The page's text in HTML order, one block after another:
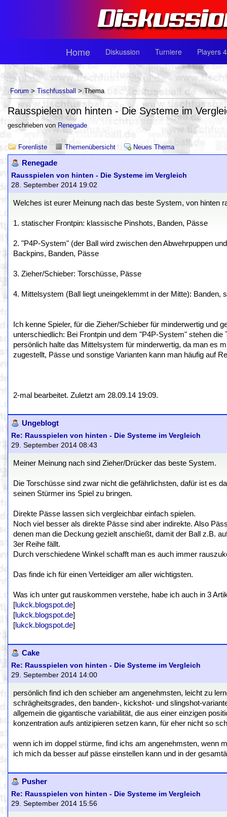
Home Diskussion Turniere Players
Forum > Tischfussball > Thema
Rausspielen von hinten - Die Systeme im
geschrieben von Renegade
Forenliste Themenübersicht Neues Thema
Renegade
Rausspielen von hinten - Die Systeme im Vergleich
28. September 2014 19:02
Welches ist eurer Meinung nach das beste System, von hinten
1. statischer Frontpin: klassische Pinshots, Banden, Pässe
2. "P4P-System" (der Ball wird zwischen den Abwehrpuppen
Backpins, Banden, Pässe
3. Zieher/Schieber: Torschüsse, Pässe
4. Mittelsystem (Ball liegt uneingeklemmt in der Mitte):
Ich kenne Spieler, für die Zieher/Schieber für minderwertig und
unterschiedlich: Bei Frontpin und dem "P4P-System" stehen
persönlich halte das Mittelsystem für minderwertig, da man es
zugestellt, Pässe und sonstige Varianten kann man häufig auf
2-mal bearbeitet. Zuletzt am 28.09.14 19:09.
Ungeblogt
Re: Rausspielen von hinten - Die Systeme im Vergleich
29. September 2014 08:43
Meiner Meinung nach sind Zieher/Drücker das beste System.
Die Torschüsse sind zwar nicht die gefährlichsten, dafür ist es
seinen Stürmer ins Spiel zu bringen.
Direkte Pässe lassen sich vergleichbar einfach spielen.
Noch viel besser als direkte Pässe sind aber indirekte. Also
denen man die Deckung gezielt anschießt, damit der Ball z.B.
3er Reihe fällt.
Durch verschiedene Winkel schafft man es auch immer
Das finde ich für einen Verteidiger am aller wichtigsten.
Was ich unter gut rauskommen verstehe, habe ich auch in 3
[ lukck.blogspot.de]
[ lukck.blogspot.de]
[ lukck.blogspot.de]
Cake
Re: Rausspielen von hinten - Die Systeme im Vergleich
29. September 2014 14:00
persönlich find ich den schieber am angenehmsten, leicht zu
schrägheitsgrades, den banden-, kickshot- und slingshot-
allgemein die gigantische variabilität, die aus einer einzigen
konzentration aufs antizipieren setzen kann, für eher nicht so
wenn ich im doppel stürme, find ichs am angenehmsten, wenn
ich mich da besser auf pässe einstellen kann und in der
Pusher
Re: Rausspielen von hinten - Die Systeme im Vergleich
29. September 2014 15:56